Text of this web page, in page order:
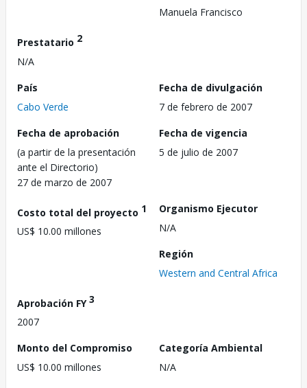
Manuela Francisco
Prestatario 2
N/A
País
Cabo Verde
Fecha de divulgación
7 de febrero de 2007
Fecha de aprobación
(a partir de la presentación
ante el Directorio)
27 de marzo de 2007
Fecha de vigencia
5 de julio de 2007
Costo total del proyecto 1
US$ 10.00 millones
Organismo Ejecutor
N/A
Región
Western and Central Africa
Aprobación FY3
2007
Monto del Compromiso
US$ 10.00 millones
Categoría Ambiental
N/A